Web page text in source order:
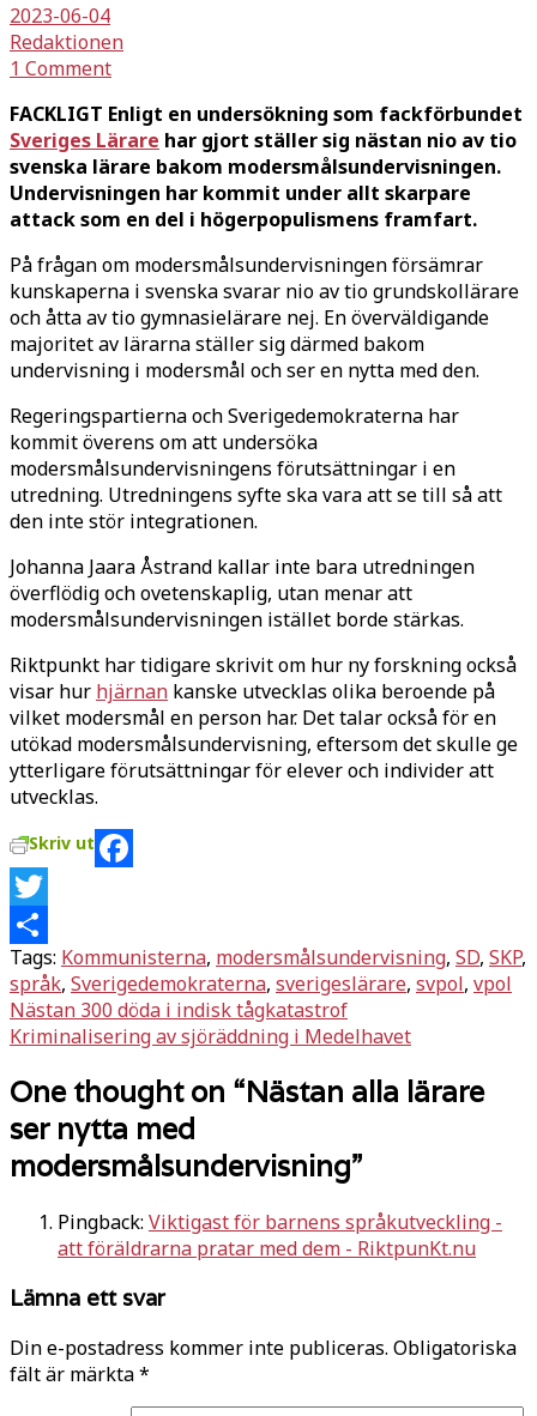
2023-06-04
Redaktionen
1 Comment
FACKLIGT Enligt en undersökning som fackförbundet
Sveriges Lärare har gjort ställer sig nästan nio av tio
svenska lärare bakom modersmålsundervisningen.
Undervisningen har kommit under allt skarpare
attack som en del i högerpopulismens framfart.
På frågan om modersmålsundervisningen försämrar
kunskaperna i svenska svarar nio av tio grundskollärare
och åtta av tio gymnasielärare nej. En överväldigande
majoritet av lärarna ställer sig därmed bakom
undervisning i modersmål och ser en nytta med den.
Regeringspartierna och Sverigedemokraterna har
kommit överens om att undersöka
modersmålsundervisningens förutsättningar i en
utredning. Utredningens syfte ska vara att se till så att
den inte stör integrationen.
Johanna Jaara Åstrand kallar inte bara utredningen
överflödig och ovetenskaplig, utan menar att
modersmålsundervisningen istället borde stärkas.
Riktpunkt har tidigare skrivit om hur ny forskning också
visar hur hjärnan kanske utvecklas olika beroende på
vilket modersmål en person har. Det talar också för en
utökad modersmålsundervisning, eftersom det skulle ge
ytterligare förutsättningar för elever och individer att
utvecklas.
Skriv ut
Facebook
Twitter
Dela
Tags: Kommunisterna, modersmålsundervisning, SD, SKP,
språk, Sverigedemokraterna, sverigeslärare, svpol, vpol
Inläggsnavigering
Nästan 300 döda i indisk tågkatastrof
Kriminalisering av sjöräddning i Medelhavet
One thought on “Nästan alla lärare
ser nytta med
modersmålsundervisning”
Pingback: Viktigast för barnens språkutveckling -
att föräldrarna pratar med dem - RiktpunKt.nu
Lämna ett svar
Din e-postadress kommer inte publiceras. Obligatoriska
fält är märkta*